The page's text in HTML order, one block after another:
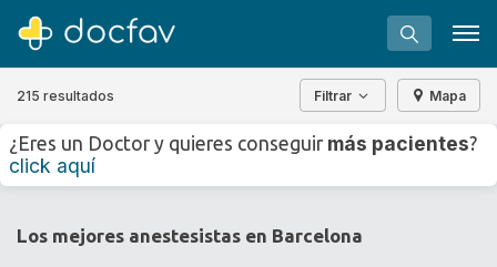
Software para clínicas
215 resultados Filtrar Mapa
¿Eres un Doctor y quieres conseguir más pacientes?
click aquí
Los mejores anestesistas en Barcelona
+ −
⇧
»
©OpenStreetMapcontributors.